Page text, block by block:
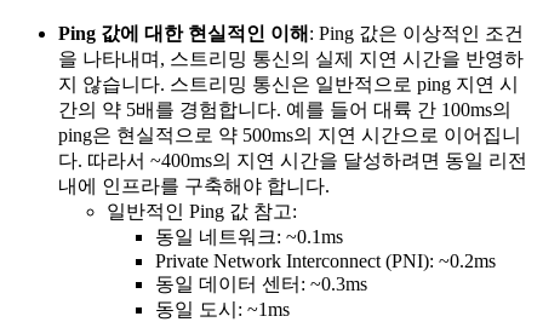
Ping 값에 대한 현실적인 이해 : Ping 값은 이상적인 조건
을 나타내며, 스트리밍 통신의 실제 지연 시간을 반영하
지 않습니다. 스트리밍 통신은 일반적으로 ping 지연 시
간의 약 5배를 경험합니다. 예를 들어 대륙 간 100ms의
ping은 현실적으로 약 500ms의 지연 시간으로 이어집니
다. 따라서 ~400ms의 지연 시간을 달성하려면 동일 리전
내에 인프라를 구축해야 합니다.
일반적인 Ping 값 참고:
동일 네트워크: ~0.1ms
Private Network Interconnect (PNI): ~0.2ms
동일 데이터 센터: ~0.3ms
동일 도시: ~1ms